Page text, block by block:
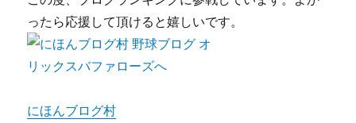
ったら応援して頂けると嬉しいです。
にほんブログ村